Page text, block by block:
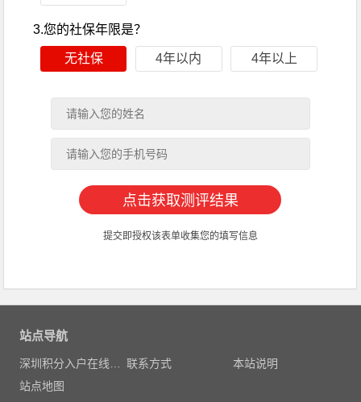
3.您的社保年限是？
无社保 4年以内 4年以上
提交即授权该表单收集您的填写信息
站点导航
联系方式
本站说明
站点地图